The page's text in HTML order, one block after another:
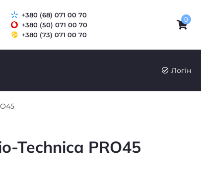
+380 (68) 071 00 70
+380 (50) 071 00 70
+380 (73) 071 00 70
0
Логін
Technica PRO45